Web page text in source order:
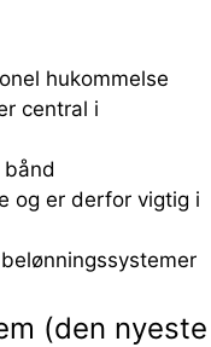
hukommelse
central i
og er derfor vigtig i
(den nyeste